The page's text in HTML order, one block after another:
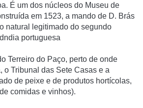
É um dos núcleos do Museu de
em 1523, a mando de D. Brás
natural legitimado do segundo
portuguesa
Terreiro do Paço, perto de onde
o Tribunal das Sete Casas e a
de peixe e de produtos hortí­colas,
comidas e vinhos).